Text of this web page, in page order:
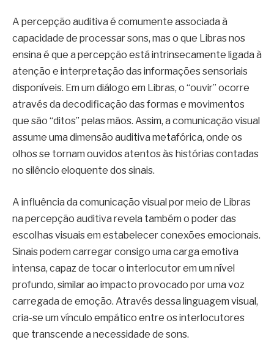
A percepção auditiva é comumente associada à
capacidade de processar sons, mas o que Libras nos
ensina é que a percepção está intrinsecamente ligada à
atenção e interpretação das informações sensoriais
disponíveis. Em um diálogo em Libras, o “ouvir” ocorre
através da decodificação das formas e movimentos
que são “ditos” pelas mãos. Assim, a comunicação visual
assume uma dimensão auditiva metafórica, onde os
olhos se tornam ouvidos atentos às histórias contadas
no silêncio eloquente dos sinais.
A influência da comunicação visual por meio de Libras
na percepção auditiva revela também o poder das
escolhas visuais em estabelecer conexões emocionais.
Sinais podem carregar consigo uma carga emotiva
intensa, capaz de tocar o interlocutor em um nível
profundo, similar ao impacto provocado por uma voz
carregada de emoção. Através dessa linguagem visual,
cria-se um vínculo empático entre os interlocutores
que transcende a necessidade de sons.